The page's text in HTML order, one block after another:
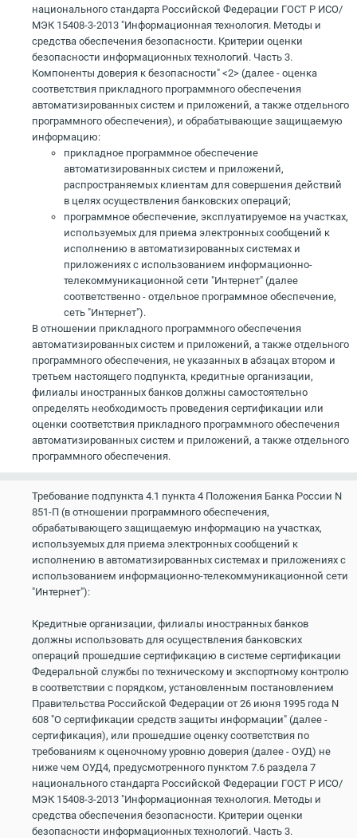
национального стандарта Российской Федерации ГОСТ Р ИСО/
МЭК 15408-3-2013 "Информационная технология. Методы и
средства обеспечения безопасности. Критерии оценки
безопасности информационных технологий. Часть 3.
Компоненты доверия к безопасности" <2> (далее - оценка
соответствия прикладного программного обеспечения
автоматизированных систем и приложений, а также отдельного
программного обеспечения), и обрабатывающие защищаемую
информацию:
прикладное программное обеспечение
автоматизированных систем и приложений,
распространяемых клиентам для совершения действий
в целях осуществления банковских операций;
программное обеспечение, эксплуатируемое на участках,
используемых для приема электронных сообщений к
исполнению в автоматизированных системах и
приложениях с использованием информационно-
телекоммуникационной сети "Интернет" (далее
соответственно - отдельное программное обеспечение,
сеть "Интернет").
В отношении прикладного программного обеспечения
автоматизированных систем и приложений, а также отдельного
программного обеспечения, не указанных в абзацах втором и
третьем настоящего подпункта, кредитные организации,
филиалы иностранных банков должны самостоятельно
определять необходимость проведения сертификации или
оценки соответствия прикладного программного обеспечения
автоматизированных систем и приложений, а также отдельного
программного обеспечения.
Требование подпункта 4.1 пункта 4 Положения Банка России N
851-П (в отношении программного обеспечения,
обрабатывающего защищаемую информацию на участках,
используемых для приема электронных сообщений к
исполнению в автоматизированных системах и приложениях с
использованием информационно-телекоммуникационной сети
"Интернет"):
Кредитные организации, филиалы иностранных банков
должны использовать для осуществления банковских
операций прошедшие сертификацию в системе сертификации
Федеральной службы по техническому и экспортному контролю
в соответствии с порядком, установленным постановлением
Правительства Российской Федерации от 26 июня 1995 года N
608 "О сертификации средств защиты информации" (далее -
сертификация), или прошедшие оценку соответствия по
требованиям к оценочному уровню доверия (далее - ОУД) не
ниже чем ОУД4, предусмотренного пунктом 7.6 раздела 7
национального стандарта Российской Федерации ГОСТ Р ИСО/
МЭК 15408-3-2013 "Информационная технология. Методы и
средства обеспечения безопасности. Критерии оценки
безопасности информационных технологий. Часть 3.